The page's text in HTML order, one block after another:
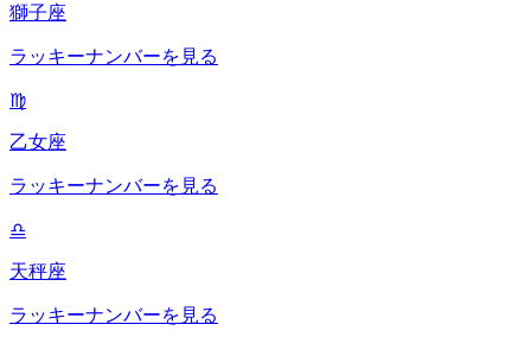
獅子座
ラッキーナンバーを見る
♍
乙女座
ラッキーナンバーを見る
♎
天秤座
ラッキーナンバーを見る